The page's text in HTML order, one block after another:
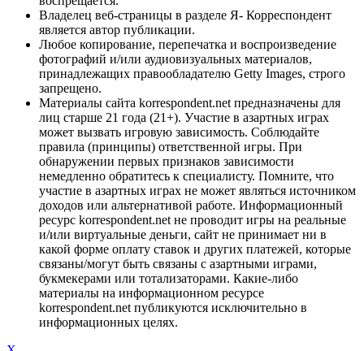
Владелец веб-страницы в разделе Я- Корреспондент
является автор публикации.
Любое копирование, перепечатка и воспроизведение
фотографий и/или аудиовизуальных материалов,
принадлежащих правообладателю Getty Images, строго
запрещено.
Материалы сайта korrespondent.net предназначены для
лиц старше 21 года (21+). Участие в азартных играх
может вызвать игровую зависимость. Соблюдайте
правила (принципы) ответственной игры. При
обнаружении первых признаков зависимости
немедленно обратитесь к специалисту. Помните, что
участие в азартных играх не может являться источником
доходов или альтернативой работе. Информационный
ресурс korrespondent.net не проводит игры на реальные
и/или виртуальные деньги, сайт не принимает ни в
какой форме оплату ставок и других платежей, которые
связаны/могут быть связаны с азартными играми,
букмекерами или тотализаторами. Какие-либо
материалы на информационном ресурсе
korrespondent.net публикуются исключительно в
информационных целях.